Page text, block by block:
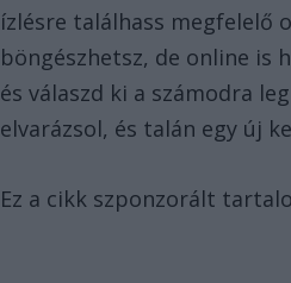
ízlésre találhass megfelelő
böngészhetsz, de online is
és válaszd ki a számodra
elvarázsol, és talán egy új
Ez a cikk szponzorált